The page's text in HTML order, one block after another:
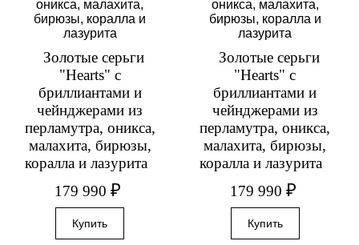
Золотые серьги
"Hearts" с
бриллиантами и
чейнджерами из
перламутра, оникса,
малахита, бирюзы,
коралла и лазурита
179 990₽
Золотые серьги
"Hearts" с
бриллиантами и
чейнджерами из
перламутра, оникса,
малахита, бирюзы,
коралла и лазурита
179 990 ₽